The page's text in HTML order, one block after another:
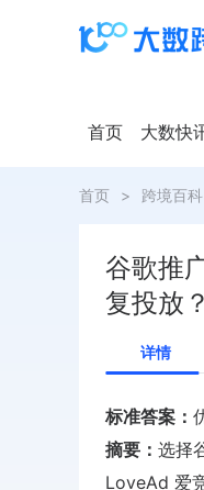
首页 大数快
首页 > 跨境百科
谷歌推
复投放？
详情
标准答案：
摘要： 选择
LoveAd 爱